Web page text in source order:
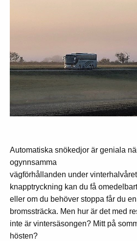
Automatiska snökedjor är geniala
ogynnsamma
vägförhållanden under
knapptryckning kan du få
eller om du behöver stoppa får du
bromssträcka. Men hur är det med
inte är vintersäsongen? Mitt på
hösten?